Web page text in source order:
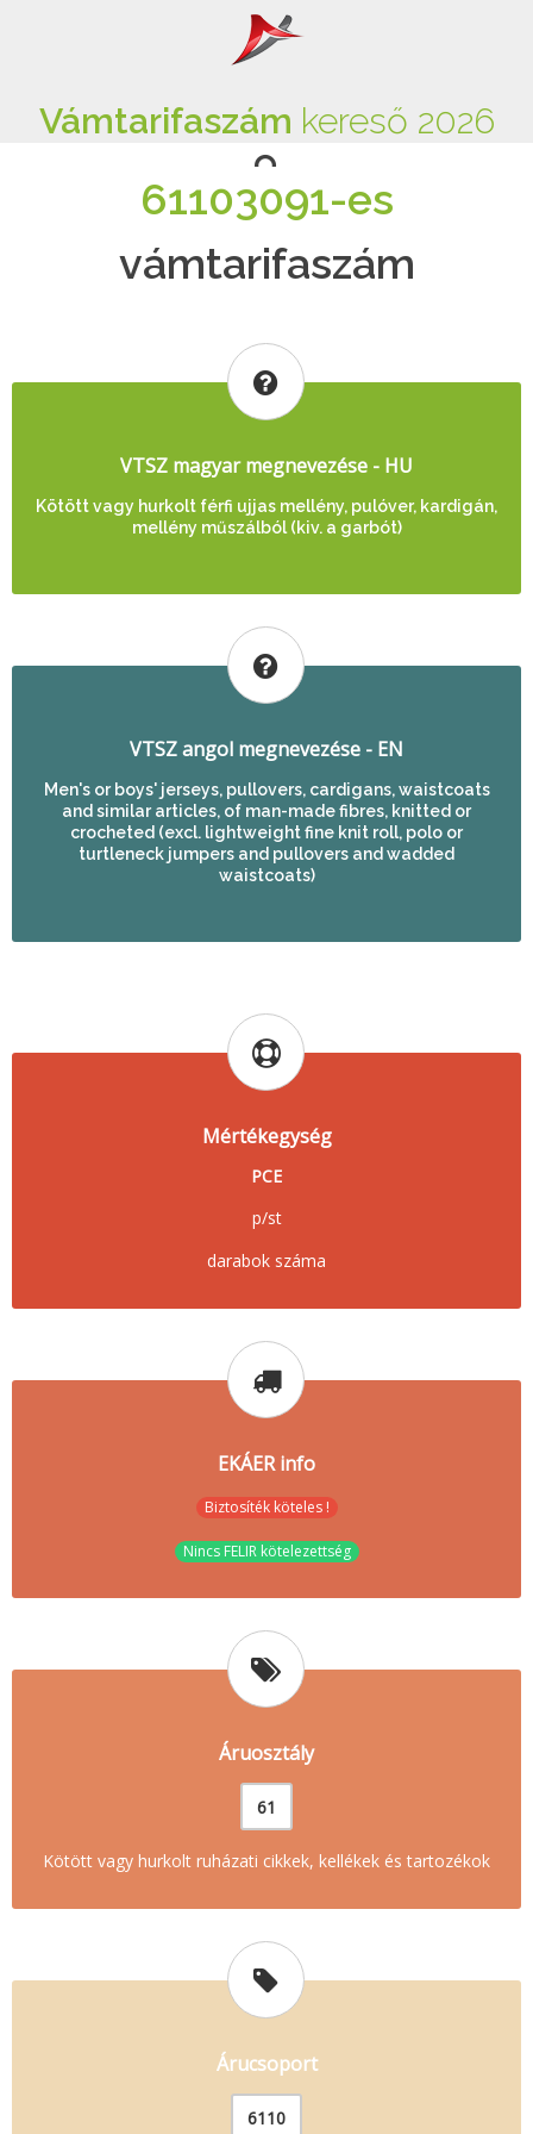
Vámtarifaszám kereső 2026
61103091-es
vámtarifaszám
VTSZ magyar megnevezése - HU
Kötött vagy hurkolt férfi ujjas mellény, pulóver, kardigán,
mellény műszálból (kiv. a garbót)
VTSZ angol megnevezése - EN
Men's or boys' jerseys, pullovers, cardigans, waistcoats
and similar articles, of man-made fibres, knitted or
crocheted (excl. lightweight fine knit roll, polo or
turtleneck jumpers and pullovers and wadded
waistcoats)
Mértékegység
PCE
p/st
darabok száma
EKÁER info
Biztosíték köteles !
Nincs FELIR kötelezettség
Áruosztály
61
Kötött vagy hurkolt ruházati cikkek, kellékek és tartozékok
Árucsoport
6110